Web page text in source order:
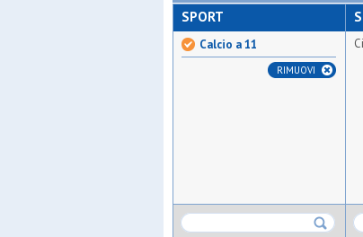
SPORT
Calcio a 11
RIMUOVI